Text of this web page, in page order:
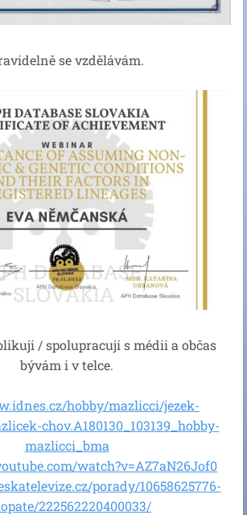
se vzdělávám.
/ spolupracuji s médii a občas
bývám i v telce.
hobby/mazlicci/jezek-
chov.A180130_103139_hobby-
mazlicci_bma
watch?v=AZ7aN26Jof0
porady/10658625776-
222562220400033/